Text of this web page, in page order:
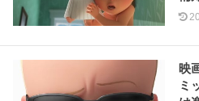
映
ミ